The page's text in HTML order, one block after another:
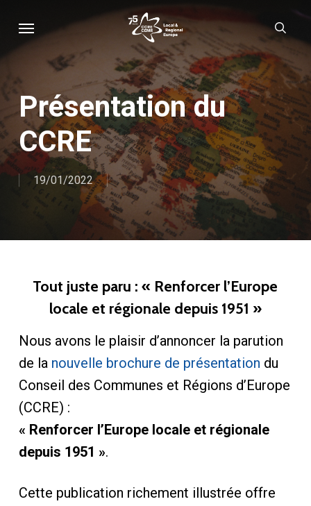
main
content
Présentation du
CCRE
19/01/2022
Tout juste paru : « Renforcer l’Europe
locale et régionale depuis 1951 »
Nous avons le plaisir d’annoncer la parution
de la nouvelle brochure de présentation du
Conseil des Communes et Régions d’Europe
(CCRE) :
« Renforcer l’Europe locale et régionale
depuis 1951 ».
Cette publication richement illustrée offre